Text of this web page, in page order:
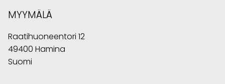
MYYMÄLÄ
Raatihuoneentori 12
49400 Hamina
Suomi